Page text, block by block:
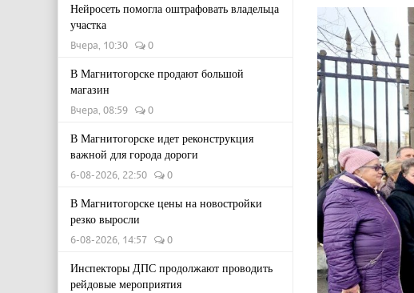
Нейросеть помогла оштрафовать владельца
участка
Вчера, 10:30 0
В Магнитогорске продают большой
магазин
Вчера, 08:59 0
В Магнитогорске идет реконструкция
важной для города дороги
6-08-2026, 22:50 0
В Магнитогорске цены на новостройки
резко выросли
6-08-2026, 14:57 0
Инспекторы ДПС продолжают проводить
рейдовые мероприятия